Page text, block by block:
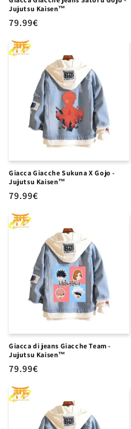
:
Jujutsu Kaisen™
Prezzo
di
listino
79.99€
Giacca Giacche Sukuna X Gojo -
Jujutsu Kaisen™
Prezzo
di
listino
79.99€
Giacca di jeans Giacche Team -
Jujutsu Kaisen™
Prezzo
di
listino
79.99€